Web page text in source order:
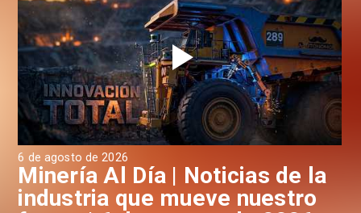
6 de agosto de 2026
Minería Al Día | Noticias de la
industria que mueve nuestro